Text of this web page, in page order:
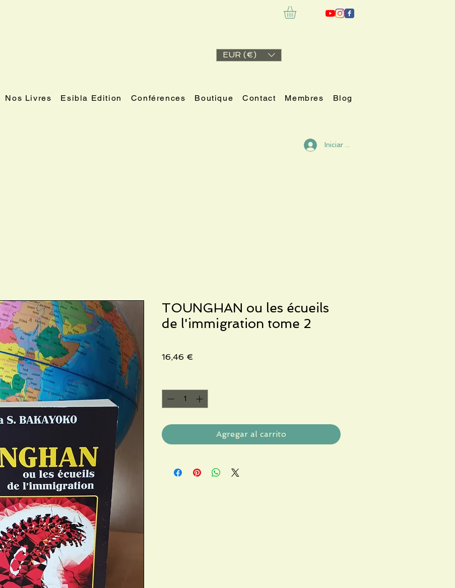
EUR (€)
Nos Livres Esibla Edition Conférences Boutique Contact Membres Blog
Iniciar sesión
TOUNGHAN ou les écueils
de l'immigration tome 2
16,46 €
Agregar al carrito